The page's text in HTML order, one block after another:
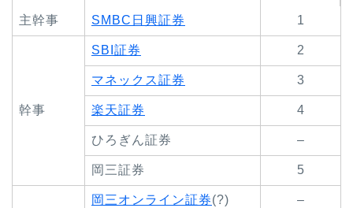
主幹事 SMBC日興証券 1
幹事
SBI証券 2
マネックス証券 3
楽天証券 4
ひろぎん証券 –
岡三証券 5
岡三オンライン証券(?) –